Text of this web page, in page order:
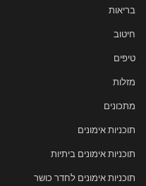
בריאות
חיטוב
טיפים
מזלות
מתכונים
תוכניות אימונים
תוכניות אימונים ביתיות
תוכניות אימונים לחדר כושר